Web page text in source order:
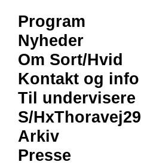
Program
Nyheder
Om Sort/Hvid
Kontakt og info
Til undervisere
S/HxThoravej29
Arkiv
Presse